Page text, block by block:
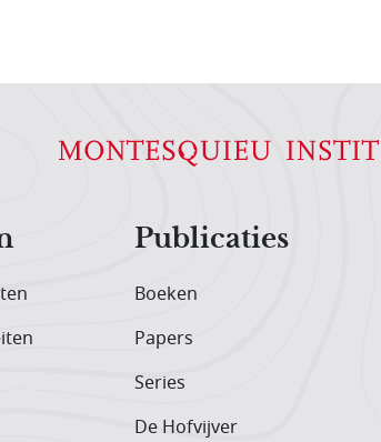
Publicaties
Boeken
Papers
Series
De Hofvijver